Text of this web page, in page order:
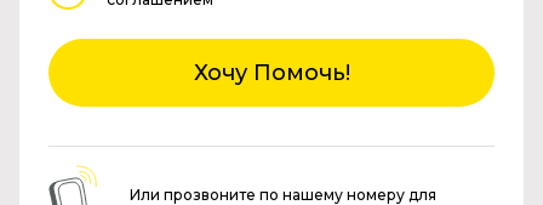
Хочу Помочь!
Или прозвоните по нашему номеру для